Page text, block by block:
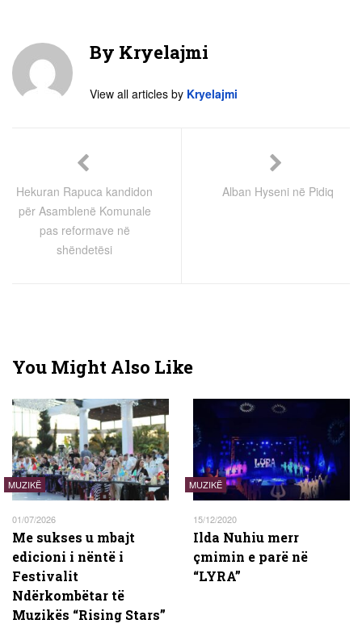
By Kryelajmi
View all articles by Kryelajmi
Hekuran Rapuca kandidon
për Asamblenë Komunale
pas reformave në
shëndetësi
Alban Hyseni në Pidiq
You Might Also Like
MUZIKË
01/07/2026
Me sukses u mbajt
edicioni i nëntë i
Festivalit
Ndërkombëtar të
Muzikës “Rising Stars”
MUZIKË
15/12/2020
Ilda Nuhiu merr
çmimin e parë në
“LYRA”